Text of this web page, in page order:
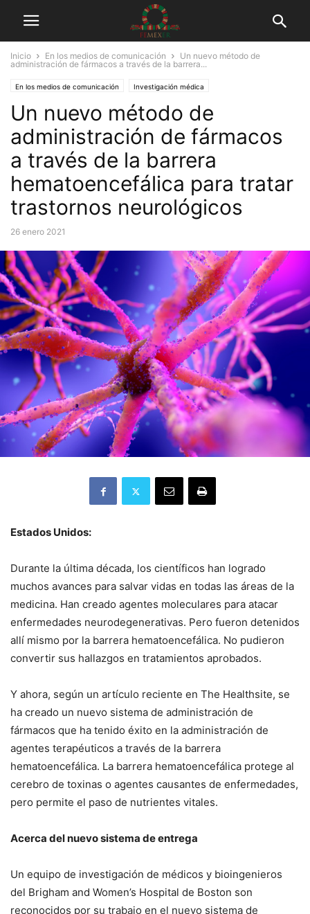
Inicio En los medios de comunicación
Un nuevo método de
administración de fármacos a través de la barrera...
En los medios de comunicación Investigación médica
Un nuevo método de
administración de fármacos
a través de la barrera
hematoencefálica para tratar
trastornos neurológicos
26 enero 2021
Estados Unidos:
Durante la última década, los científicos han logrado
muchos avances para salvar vidas en todas las áreas de la
medicina. Han creado agentes moleculares para atacar
enfermedades neurodegenerativas. Pero fueron detenidos
allí mismo por la barrera hematoencefálica. No pudieron
convertir sus hallazgos en tratamientos aprobados.
Y ahora, según un artículo reciente en The Healthsite, se
ha creado un nuevo sistema de administración de
fármacos que ha tenido éxito en la administración de
agentes terapéuticos a través de la barrera
hematoencefálica. La barrera hematoencefálica protege al
cerebro de toxinas o agentes causantes de enfermedades,
pero permite el paso de nutrientes vitales.
Acerca del nuevo sistema de entrega
Un equipo de investigación de médicos y bioingenieros
del Brigham and Women’s Hospital de Boston son
reconocidos por su trabajo en el nuevo sistema de